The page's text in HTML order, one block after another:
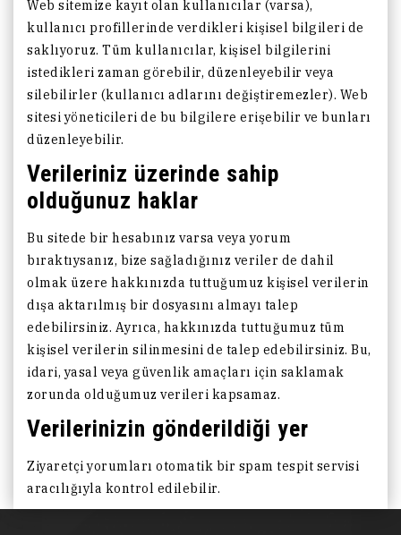
Web sitemize kayıt olan kullanıcılar (varsa),
kullanıcı profillerinde verdikleri kişisel bilgileri de
saklıyoruz. Tüm kullanıcılar, kişisel bilgilerini
istedikleri zaman görebilir, düzenleyebilir veya
silebilirler (kullanıcı adlarını değiştiremezler). Web
sitesi yöneticileri de bu bilgilere erişebilir ve bunları
düzenleyebilir.
Verileriniz üzerinde sahip
olduğunuz haklar
Bu sitede bir hesabınız varsa veya yorum
bıraktıysanız, bize sağladığınız veriler de dahil
olmak üzere hakkınızda tuttuğumuz kişisel verilerin
dışa aktarılmış bir dosyasını almayı talep
edebilirsiniz. Ayrıca, hakkınızda tuttuğumuz tüm
kişisel verilerin silinmesini de talep edebilirsiniz. Bu,
idari, yasal veya güvenlik amaçları için saklamak
zorunda olduğumuz verileri kapsamaz.
Verilerinizin gönderildiği yer
Ziyaretçi yorumları otomatik bir spam tespit servisi
aracılığıyla kontrol edilebilir.